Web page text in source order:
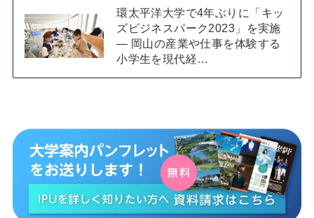
環太平洋大学で4年ぶりに「キッ
ズビジネスパーク2023」を実施
— 岡山の産業や仕事を体験する
小学生を現代経…